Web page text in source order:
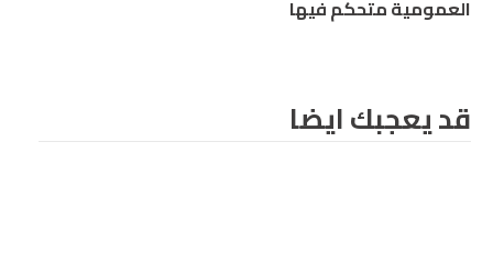
العمومية متحكم فيها
قد يعجبك ايضا